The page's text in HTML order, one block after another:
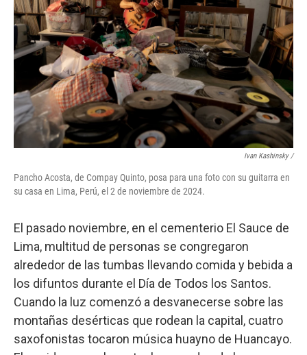
Ivan Kashinsky/
Pancho Acosta, de Compay Quinto, posa para una foto con su guitarra en
su casa en Lima, Perú, el 2 de noviembre de 2024.
El pasado noviembre, en el cementerio El Sauce de
Lima, multitud de personas se congregaron
alrededor de las tumbas llevando comida y bebida a
los difuntos durante el Día de Todos los Santos.
Cuando la luz comenzó a desvanecerse sobre las
montañas desérticas que rodean la capital, cuatro
saxofonistas tocaron música huayno de Huancayo.